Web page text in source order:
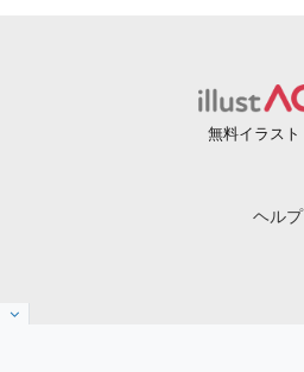
無料イラスト
ヘルプ